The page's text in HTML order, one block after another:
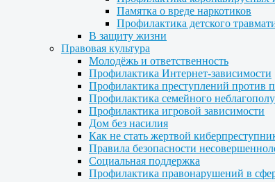
Памятка о вреде наркотиков
Профилактика детского
В защиту жизни
Правовая культура
Молодёжь и ответственность
Профилактика Интернет-зависимости
Профилактика преступлений против
Профилактика семейного
Профилактика игровой зависимости
Дом без насилия
Как не стать жертвой
Правила безопасности
Социальная поддержка
Профилактика правонарушений в